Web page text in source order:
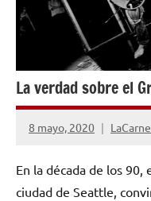
La verdad sobre el
8 mayo, 2020
1
En la década de los 90,
ciudad de Seattle,